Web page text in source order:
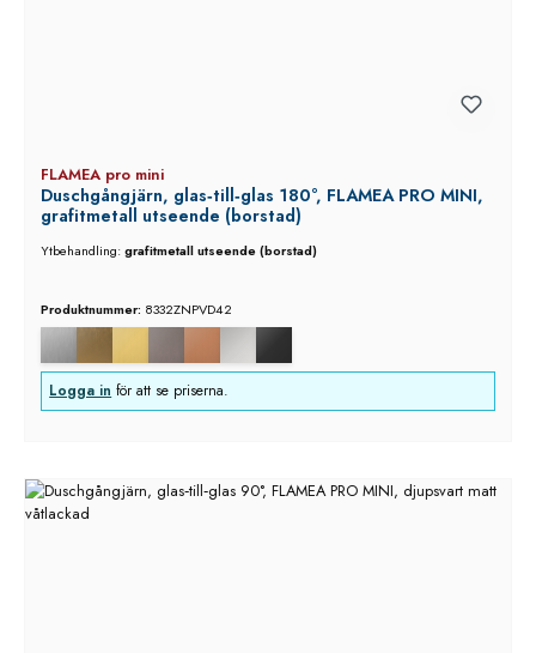
FLAMEA pro mini
Duschgångjärn, glas‑till‑glas 180°, FLAMEA PRO MINI,
grafitmetall utseende (borstad)
Ytbehandling:grafitmetall utseende (borstad)
Produktnummer: 8332ZNPVD42
Logga in för att se priserna.